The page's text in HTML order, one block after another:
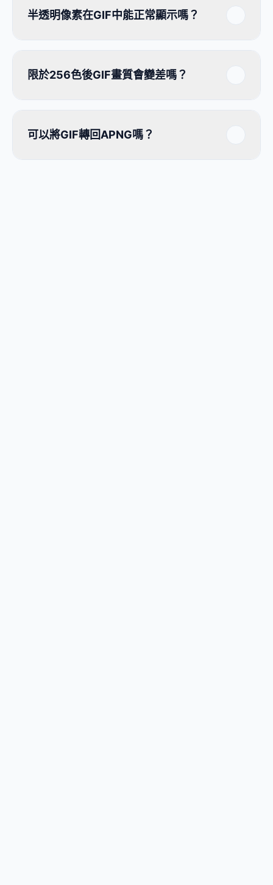
半透明像素在GIF中能正常顯示嗎？
限於256色後GIF畫質會變差嗎？
可以將GIF轉回APNG嗎？